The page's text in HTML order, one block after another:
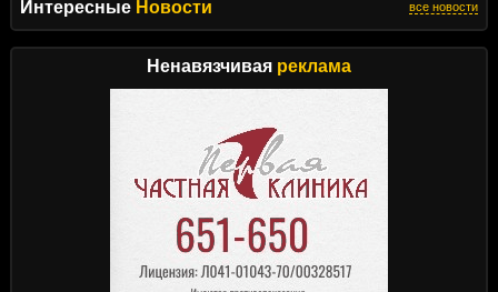
Интересные Новости все новости
Ненавязчивая реклама